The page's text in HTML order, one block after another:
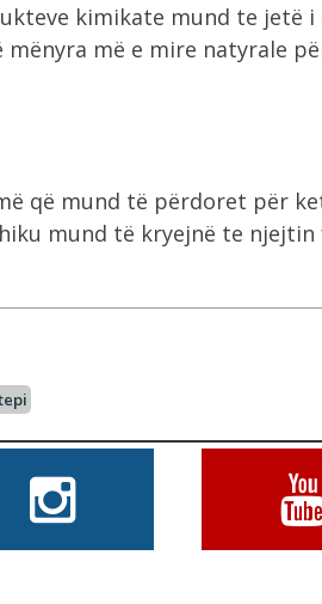
kimikate mund te jetë
më e mire natyrale
që mund të përdoret për
mund të kryejnë te